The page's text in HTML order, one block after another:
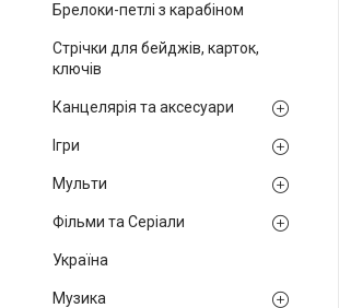
Брелоки-петлі з карабіном
Стрічки для бейджів, карток,
ключів
Канцелярія та аксесуари
Ігри
Мульти
Фільми та Серіали
Україна
Музика